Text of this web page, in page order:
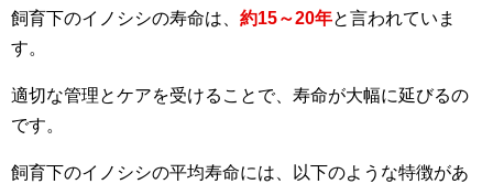
飼育下のイノシシの寿命は、 約15～20年と言われていま
す。
適切な管理とケアを受けることで、寿命が大幅に延びるの
です。
飼育下のイノシシの平均寿命には、以下のような特徴があ